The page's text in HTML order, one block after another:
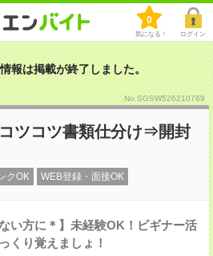
0
気になる！ ログイン
報は掲載が終了しました。
No.SGSW526210769
ツコツ書類仕分け⇒開封
クOK WEB登録・面接OK
い方に＊】未経験OK！ビギナー活
くり覚えましょ！